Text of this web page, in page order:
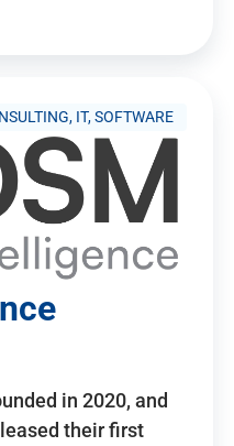
IT, SOFTWARE
in 2020, and
their first